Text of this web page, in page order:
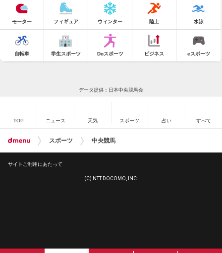
モーター フィギュア ウィンター 陸上 水泳
自転車 学生スポーツ Doスポーツ ビジネス eスポーツ
データ提供：日本中央競馬会
TOP ニュース 天気 スポーツ 占い すべて
スポーツ 中央競馬
サイトご利用にあたって
(C) NTT DOCOMO, INC.